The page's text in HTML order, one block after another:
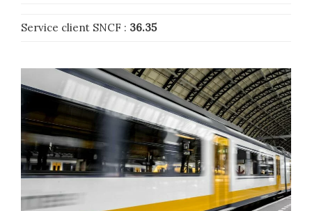
Service client SNCF : 36.35